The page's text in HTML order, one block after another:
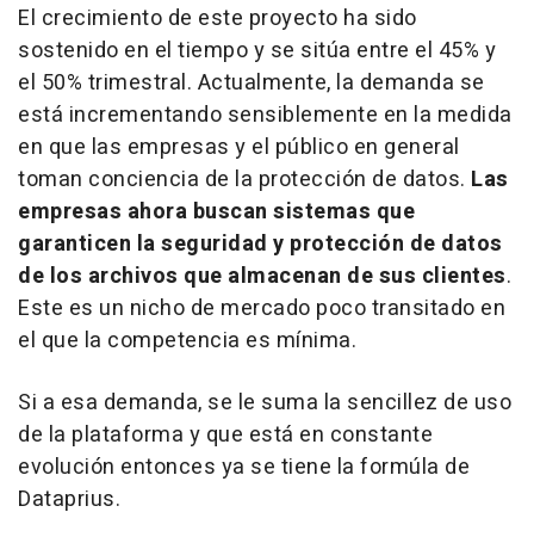
El crecimiento de este proyecto ha sido
sostenido en el tiempo y se sitúa entre el 45% y
el 50% trimestral. Actualmente, la demanda se
está incrementando sensiblemente en la medida
en que las empresas y el público en general
toman conciencia de la protección de datos. Las
empresas ahora buscan sistemas que
garanticen la seguridad y protección de datos
de los archivos que almacenan de sus clientes.
Este es un nicho de mercado poco transitado en
el que la competencia es mínima.
Si a esa demanda, se le suma la sencillez de uso
de la plataforma y que está en constante
evolución entonces ya se tiene la formúla de
Dataprius.